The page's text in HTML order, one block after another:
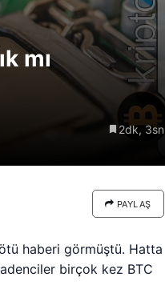
mı
2dk, 3sn
PAYLAŞ
haberi görmüştü. Hatta
birçok kez BTC
Vadeli HYPER
31,1 Milyon Dolarlık
Yapıyor